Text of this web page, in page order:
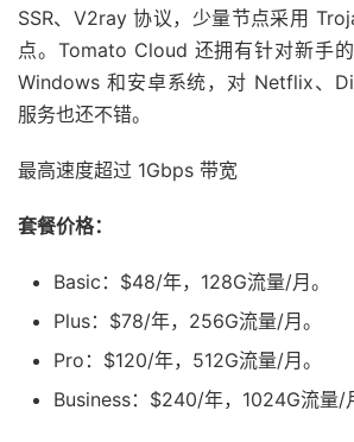
SSR、V2ray 协议，少量节点采用
点。Tomato Cloud 还拥有针对新手
Windows 和安卓系统，对 Netflix、
服务也还不错。
最高速度超过 1Gbps 带宽
套餐价格：
Basic：$48/年，128G流量/月。
Plus：$78/年，256G流量/月。
Pro：$120/年，512G流量/月。
Business：$240/年，1024G流量/